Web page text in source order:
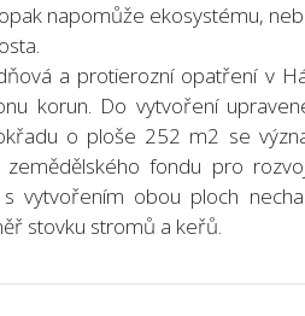
napomůže ekosystému,
a protierozní opatření v
korun. Do vytvoření
o ploše 252 m2 se
fondu pro
s vytvořením obou ploch
stovku stromů a keřů.